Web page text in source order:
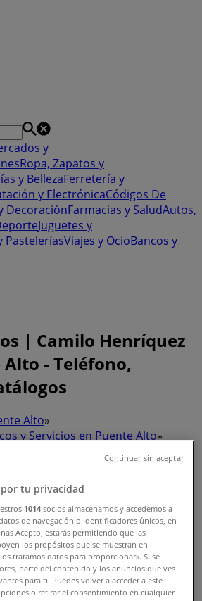
y
Ropa, Zapatos y
y BellezaFerretería y
y ElectrónicaCódigos De
DecoraciónFarmacias y SaludAutos,
Juguetes y
PasteleríasViajes y OcioBancos y
| Camilo Henríquez
Alto - Teléfono,
Alto»
y Servicios en Puente Alto»
ofertas de Correos
tu privacidad
1014 socios almacenamos y accedemos a
de navegación o identificadores únicos, en
Acepto, estarás permitiendo que las
los propósitos que se muestran en
tratamos datos para proporcionar». Si se
parte del contenido y los anuncios que ves
para ti. Puedes volver a acceder a este
o retirar el consentimiento en cualquier
Continuar sin aceptar